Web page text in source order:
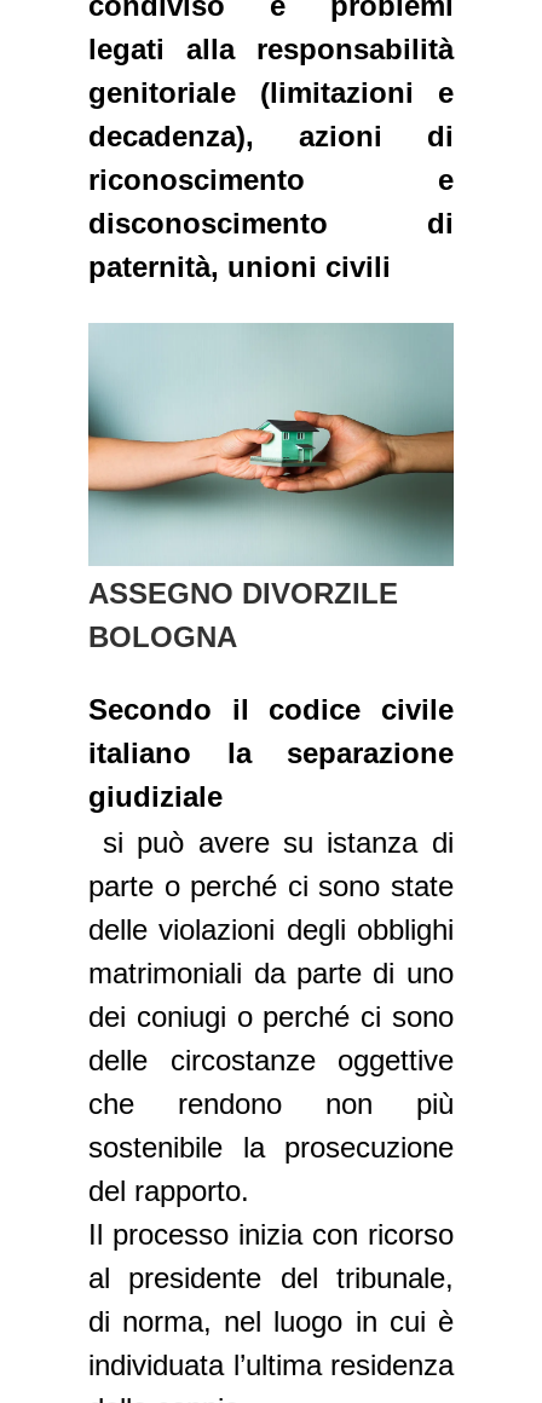
legati alla responsabilità
genitoriale (limitazioni e
decadenza), azioni di
riconoscimento e
disconoscimento di
paternità, unioni civili
ASSEGNO DIVORZILE
BOLOGNA
Secondo il codice civile
italiano la separazione
giudiziale
si può avere su istanza di
parte o perché ci sono state
delle violazioni degli obblighi
matrimoniali da parte di uno
dei coniugi o perché ci sono
delle circostanze oggettive
che rendono non più
sostenibile la prosecuzione
del rapporto.
Il processo inizia con ricorso
al presidente del tribunale,
di norma, nel luogo in cui è
individuata l’ultima residenza